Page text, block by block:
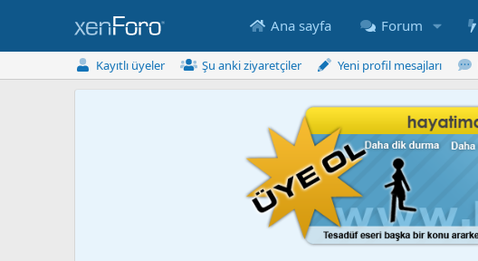
Ana sayfa Forum
Kayıtlı üyeler Şu anki ziyaretçiler Yeni profil mesajları